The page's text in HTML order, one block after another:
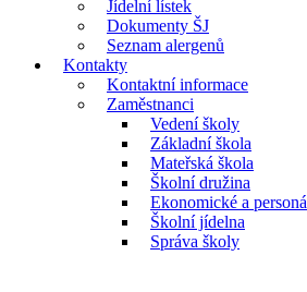
Jídelní lístek
Dokumenty ŠJ
Seznam alergenů
Kontakty
Kontaktní informace
Zaměstnanci
Vedení školy
Základní škola
Mateřská škola
Školní družina
Ekonomické a
Školní jídelna
Správa školy